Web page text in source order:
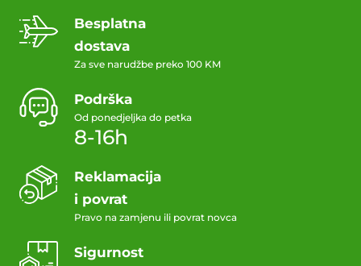
Besplatna
dostava
Za sve narudžbe preko 100 KM
Podrška
Od ponedjeljka do petka
8-16h
Reklamacija
i povrat
Pravo na zamjenu ili povrat novca
Sigurnost